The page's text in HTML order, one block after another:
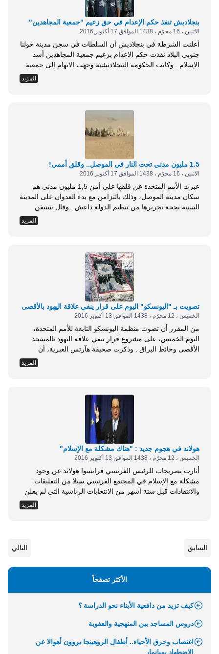
بنجلاديش تنفذ حكم الإعدام في حق زعيم "جمعية المجاهدين"
الاثنين ، 16 محرّم ، 1438 الموافق 17 أكتوبر 2016
أعلنت الشرطة في بنجلاديش أن السلطات في سجن مدينة خولنا
جنوبي البلاد نفذت حكم الاعدام بزعيم جمعية المجاهدين أسد
الإسلام . وكانت الحكومة البنجلاديشية وجهت الاتهام إلى جمعية
الماضي مقهى في العاصمة دكا وقتل فيه 22 شخصا اغلبهم من
المزيد
1.5 مليون مدني تحت النار في الموصل.. وقلق أممي!
الاثنين ، 16 محرّم ، 1438 الموافق 17 أكتوبر 2016
عبرت الأمم المتحدة عن قلقها على أمن 1,5 مليون مدني هم
سكان مدينة الموصل، وذلك بالتزامن مع بدء العدوان على المدينة
السنية بحجة تحريرها من تنظيم الدولة داعش . وقال ستيفن
والإغاثة العاجلة: إنه يشعر بقلق بالغ بشأن سلامة نحو 1,5 مليون
المزيد
تصويت بـ "اليونسكو" اليوم على قرار ينفي علاقة اليهود بالأقصى
الخميس ، 12 محرّم ، 1438 الموافق 13 أكتوبر 2016
من المقرر أن تصوت منظمة اليونسكو التابعة للأمم المتحدة،
اليوم الخميس، على مشروع قرار ينفي علاقة اليهود بالمسجد
الأقصى وحائط البراق . وذكرت صحيفة هآرتس العبرية، أن
الحكومة الإسرائيلية بذلت جهودا دبلوماسية لمنع صدور مثل هذا
القرار، مشيرةً إلى أنها نجحت في إقناع عدد من الدول بعدم
المزيد
هولاند في هجوم جديد : "هناك مشكلة مع الإسلام"
الخميس ، 12 محرّم ، 1438 الموافق 13 أكتوبر 2016
أثارت تصريحات للرئيس الفرنسي فرانسوا هولاند عن وجود
مشكلة مع الإسلام في المجتمع الفرنسي سيلا من التعليقات
والانتقادات قبل ستة أشهر من الانتخابات الرئاسية التي لم يعلن
ترشحه رسميا لها . وقال هولاند -في مقابلة صحفية ستنشر في
كتاب بعنوان الرئيس لا يتحدث هكذا، وفي مقابلة تنشر اليوم
المزيد
السابق التالي
الأكثر تصفحاً
كيف تزيد من دافعية الأبناء نحو الدراسة ؟
دروس المساجد بين المنهجية والعفوية
اغتصاب وحرق الأحياء.. أطفال الروهينجا يروون أهوالا عن
الاضطهاد بميانمار